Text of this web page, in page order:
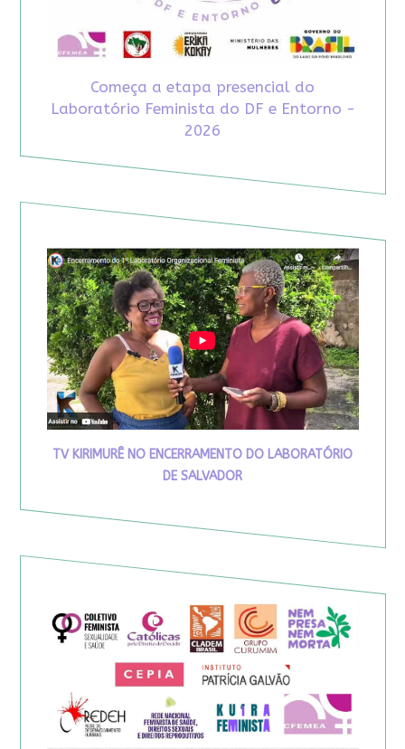
Começa a etapa presencial do
Laboratório Feminista do DF e Entorno -
2026
TV KIRIMURÊ NO ENCERRAMENTO DO LABORATÓRIO
DE SALVADOR